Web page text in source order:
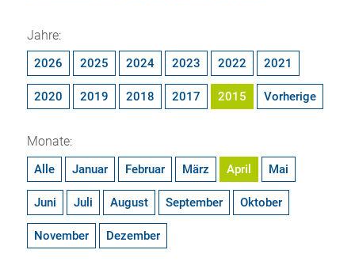
Jahre:
2026 2025 2024 2023 2022 2021
2020 2019 2018 2017 2015 Vorherige
Monate:
Alle Januar Februar März April Mai
Juni Juli August September Oktober
November Dezember